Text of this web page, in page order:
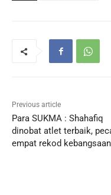
Previous article
Para SUKMA : Shahafiq
dinobat atlet terbaik,
empat rekod kebangsaan